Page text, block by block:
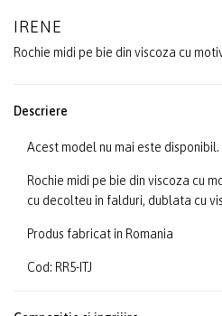
IRENE
Rochie midi pe bie din viscoza cu
Descriere
Acest model nu mai este disponibil.
Rochie midi pe bie din viscoza cu
cu decolteu in falduri, dublata cu
Produs fabricat in Romania
Cod: RR5-ITJ